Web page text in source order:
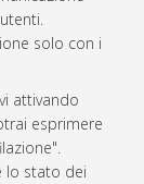
solo con i
attivando
esprimere
lo stato dei